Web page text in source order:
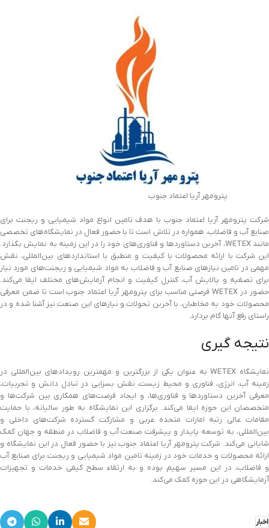
پترومهر آریا اعتماد جنوب
شرکت پترومهر آریا اعتماد جنوب با هدف تامین انواع مواد شیمیایی و ریجنت برای
صنایع آب و فاضلاب، همواره در تلاش است تا با حضور فعال در نمایشگاه‌های تخصصی
مانند WETEX، آخرین دستاوردها و فناوری‌های خود را در این زمینه به نمایش بگذارد.
این شرکت با ارائه محصولات با کیفیت و منطبق با استانداردهای بین‌المللی، نقش
مهمی در تامین نیازهای صنایع آب و فاضلاب به مواد شیمیایی و ریجنت‌های مورد نیاز
برای تصفیه و پالایش آب، کنترل کیفیت و انجام آزمایش‌های مختلف ایفا می‌کند.
حضور در WETEX فرصتی مناسب برای پترومهر آریا اعتماد جنوب است تا ضمن معرفی
محصولات خود به مخاطبان، با آخرین تحولات و نیازهای این صنعت نیز آشنا شده و در
راستای رفع آنها گام بردارد.
نتیجه گیری
نمایشگاه WETEX به عنوان یکی از بزرگترین و مهمترین رویدادهای بین‌المللی در
زمینه آب، انرژی، فناوری و محیط زیست، نقش بسزایی در تبادل دانش و تجربیات،
معرفی آخرین دستاوردها و فناوری‌ها، و ایجاد فرصت‌های همکاری بین شرکت‌ها و
متخصصان این حوزه ایفا می‌کند. برگزاری این نمایشگاه به طور سالیانه، با حمایت
مقامات عالی رتبه امارات متحده عربی و مشارکت گسترده شرکت‌های داخلی و
بین‌المللی، به توسعه پایدار و پیشرفت صنعت آب و فاضلاب در منطقه و جهان کمک
شایانی می‌کند. شرکت پترومهر آریا اعتماد جنوب نیز با حضور فعال در این نمایشگاه و
ارائه محصولات و خدمات خود در زمینه تامین مواد شیمیایی و ریجنت برای صنایع آب
و فاضلاب، در این مسیر سهیم بوده و به ارتقاء سطح کیفی خدمات و تجهیزات
آزمایشگاهی در این حوزه کمک می‌کند.
اخبار